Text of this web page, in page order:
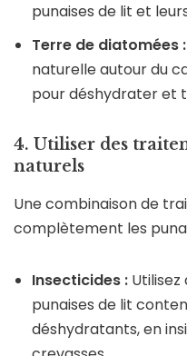
punaises de lit et
Terre de diatomées :
naturelle autour du
pour déshydrater et
4. Utiliser des
naturels
Une combinaison de
complètement les
Insecticides :
punaises de lit
déshydratants, en